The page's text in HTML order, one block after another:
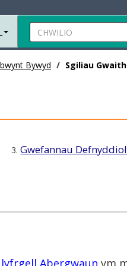
Chwilio
Bywyd Sgiliau
3.Gwefannau Defnyddiol
Abergwaun ym